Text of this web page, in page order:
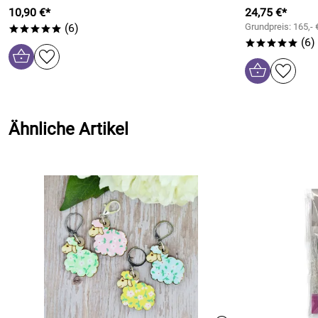
10,90 €*
***** (6)
24,75 €*
Grundpreis: 165,-
***** (6)
Ähnliche Artikel